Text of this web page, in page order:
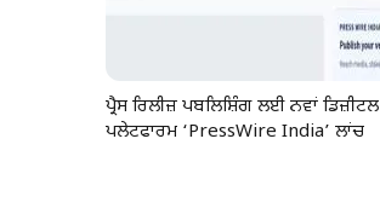
ਪ੍ਰੈਸ ਰਿਲੀਜ਼ ਪਬਲਿਸ਼ਿੰਗ ਲਈ ਨਵਾਂ ਡਿਜ਼ੀਟਲ
ਪਲੇਟਫਾਰਮ ‘PressWire India’ ਲਾਂਚ